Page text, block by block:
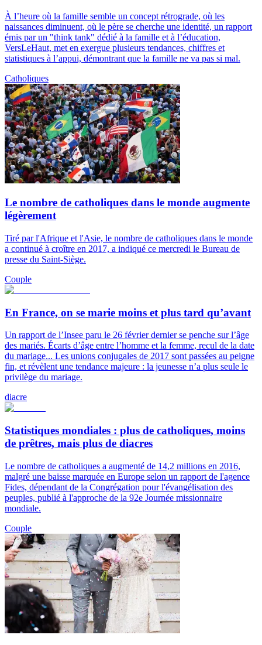
À l’heure où la famille semble un concept rétrograde, où les
naissances diminuent, où le père se cherche une identité, un rapport
émis par un "think tank" dédié à la famille et à l’éducation,
VersLeHaut, met en exergue plusieurs tendances, chiffres et
statistiques à l’appui, démontrant que la famille ne va pas si mal.
Catholiques
Le nombre de catholiques dans le monde augmente
légèrement
Tiré par l'Afrique et l'Asie, le nombre de catholiques dans le monde
a continué à croître en 2017, a indiqué ce mercredi le Bureau de
presse du Saint-Siège.
Couple
En France, on se marie moins et plus tard qu’avant
Un rapport de l’Insee paru le 26 février dernier se penche sur l’âge
des mariés. Écarts d’âge entre l’homme et la femme, recul de la date
du mariage... Les unions conjugales de 2017 sont passées au peigne
fin, et révèlent une tendance majeure : la jeunesse n’a plus seule le
privilège du mariage.
diacre
Statistiques mondiales : plus de catholiques, moins
de prêtres, mais plus de diacres
Le nombre de catholiques a augmenté de 14,2 millions en 2016,
malgré une baisse marquée en Europe selon un rapport de l'agence
Fides, dépendant de la Congrégation pour l'évangélisation des
peuples, publié à l'approche de la 92e Journée missionnaire
mondiale.
Couple